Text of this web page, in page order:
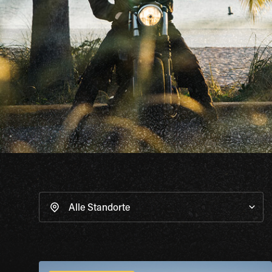
Alle Standorte